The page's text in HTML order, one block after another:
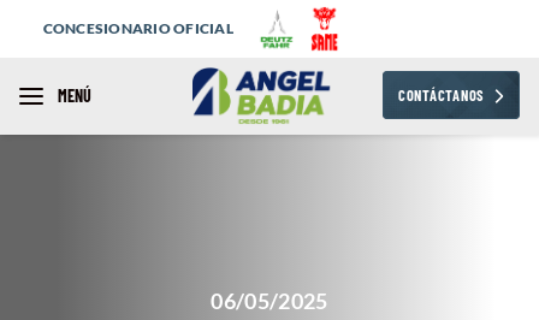
CONCESIONARIO OFICIAL
MENÚ CONTÁCTANOS
06/05/2025